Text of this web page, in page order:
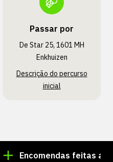
Passar por
De Star 25, 1601 MH
Enkhuizen
Descrição do percurso
inicial
Encomendas feitas até às